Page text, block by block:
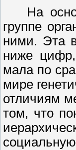
На
группе
ними. Эта
ниже
мала по
мире
отличиям
том, что
социальную